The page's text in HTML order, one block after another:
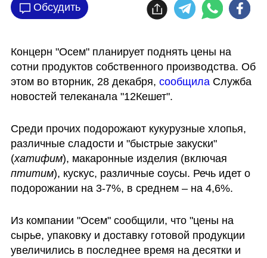
Обсудить
Концерн "Осем" планирует поднять цены на
сотни продуктов собственного производства. Об
этом во вторник, 28 декабря, сообщила Служба
новостей телеканала "12Кешет".
Среди прочих подорожают кукурузные хлопья,
различные сладости и "быстрые закуски"
(хатифим
птитим), кускус, различные соусы. Речь идет о
подорожании на 3-7%, в среднем – на 4,6%.
Из компании "Осем" сообщили, что "цены на
сырье, упаковку и доставку готовой продукции
увеличились в последнее время на десятки и